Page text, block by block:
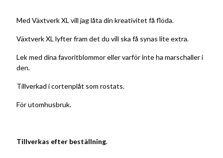
Med Växtverk XL vill jag låta din kreativitet få flöda.
Växtverk XL lyfter fram det du vill ska få synas lite extra.
Lek med dina favoritblommor eller varför inte ha marschaller i
den.
Tillverkad i cortenplåt som rostats.
För utomhusbruk.
Tillverkas efter beställning.